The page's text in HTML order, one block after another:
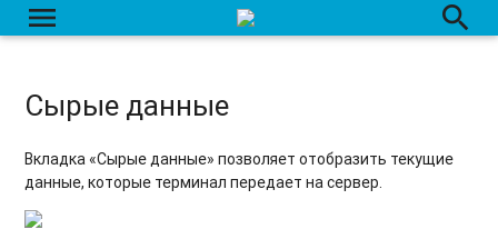
menu
Перенос данных с одного объекта на другой search
Сырые данные
Вкладка «Сырые данные» позволяет отобразить текущие
данные, которые терминал передает на сервер.